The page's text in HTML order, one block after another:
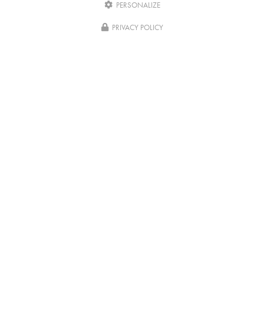
Écrivez-
PERSONALIZE
PRIVACY POLICY